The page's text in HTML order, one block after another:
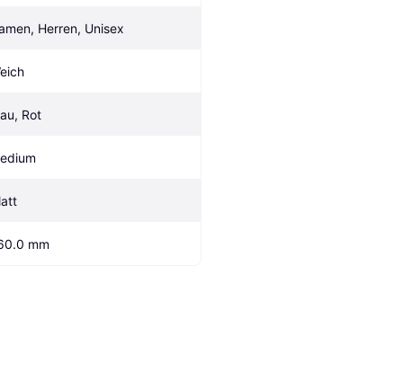
Herren, Unisex
Rot
mm